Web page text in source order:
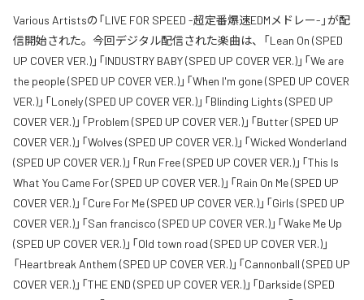
Various Artistsの「LIVE FOR SPEED -超定番爆速EDMメドレー-」が配
信開始された。今回デジタル配信された楽曲は、「Lean On (SPED
UP COVER VER.)」「INDUSTRY BABY (SPED UP COVER VER.)」「We are
the people (SPED UP COVER VER.)」「When I'm gone (SPED UP COVER
VER.)」「Lonely (SPED UP COVER VER.)」「Blinding Lights (SPED UP
COVER VER.)」「Problem (SPED UP COVER VER.)」「Butter (SPED UP
COVER VER.)」「Wolves (SPED UP COVER VER.)」「Wicked Wonderland
(SPED UP COVER VER.)」「Run Free (SPED UP COVER VER.)」「This Is
What You Came For (SPED UP COVER VER.)」「Rain On Me (SPED UP
COVER VER.)」「Cure For Me (SPED UP COVER VER.)」「Girls (SPED UP
COVER VER.)」「San francisco (SPED UP COVER VER.)」「Wake Me Up
(SPED UP COVER VER.)」「Old town road (SPED UP COVER VER.)」
「Heartbreak Anthem (SPED UP COVER VER.)」「Cannonball (SPED UP
COVER VER.)」「THE END (SPED UP COVER VER.)」「Darkside (SPED